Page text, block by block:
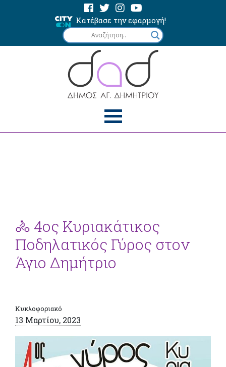
Κατέβασε την εφαρμογή!
🚴 4ος Κυριακάτικος
Ποδηλατικός Γύρος στον
Άγιο Δημήτριο
Κυκλοφοριακό
13 Μαρτίου, 2023